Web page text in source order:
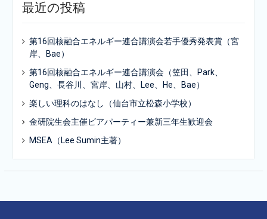
シ最近の投稿
第16回核融合エネルギー連合講演会若手優秀発表賞（宮
岸、Bae）
第16回核融合エネルギー連合講演会（笠田、Park、
Geng、長谷川、宮岸、山村、Lee、He、Bae）
楽しい理科のはなし（仙台市立松森小学校）
金研院生会主催ビアパーティー兼新三年生歓迎会
MSEA（Lee Sumin主著）